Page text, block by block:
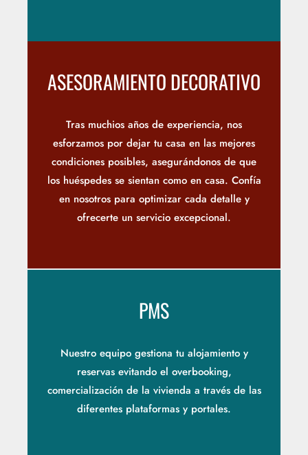
ASESORAMIENTO DECORATIVO
Tras muchios años de experiencia, nos
esforzamos por dejar tu casa en las mejores
condiciones posibles, asegurándonos de que
los huéspedes se sientan como en casa. Confía
en nosotros para optimizar cada detalle y
ofrecerte un servicio excepcional.
PMS
Nuestro equipo gestiona tu alojamiento y
reservas evitando el overbooking,
comercialización de la vivienda a través de las
diferentes plataformas y portales.